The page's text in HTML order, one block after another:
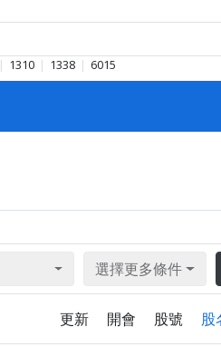
1310 1338 6015
選擇更多條件
更新 開會 股號 股